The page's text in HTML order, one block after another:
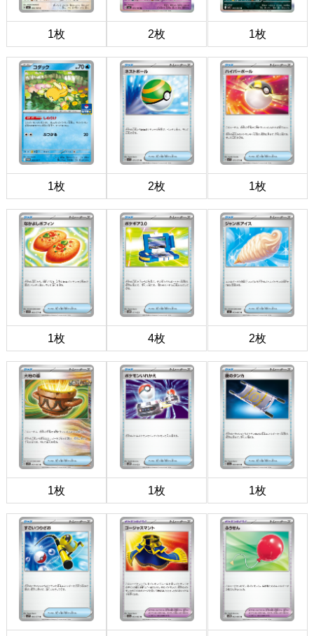
1枚 2枚 1枚
1枚 2枚 1枚
1枚 4枚 2枚
1枚 1枚 1枚